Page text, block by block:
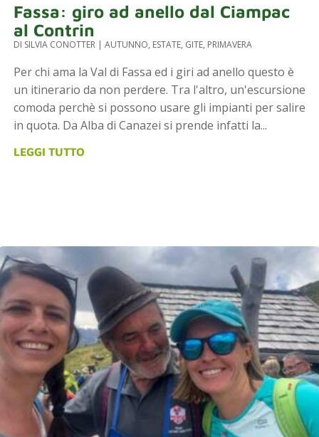
Fassa: giro ad anello dal Ciampac
al Contrin
DI SILVIA CONOTTER | AUTUNNO, ESTATE, GITE, PRIMAVERA
Per chi ama la Val di Fassa ed i giri ad anello questo è
un itinerario da non perdere. Tra l'altro, un'escursione
comoda perchè si possono usare gli impianti per salire
in quota. Da Alba di Canazei si prende infatti la...
LEGGI TUTTO